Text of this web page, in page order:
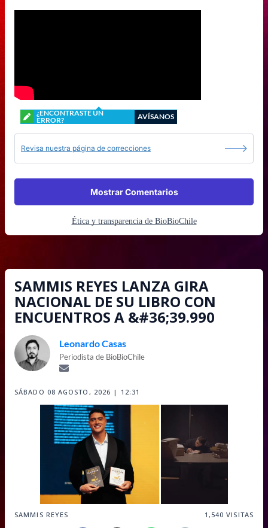
¿ENCONTRASTE UN
ERROR?
AVÍSANOS
Revisa nuestra página de correcciones
Mostrar Comentarios
Ética y transparencia de BioBioChile
SAMMIS REYES LANZA GIRA
NACIONAL DE SU LIBRO CON
ENCUENTROS A &#36;39.990
Leonardo Casas
Periodista de BioBioChile
SÁBADO 08 AGOSTO, 2026 | 12:31
SAMMIS REYES 1,540 VISITAS